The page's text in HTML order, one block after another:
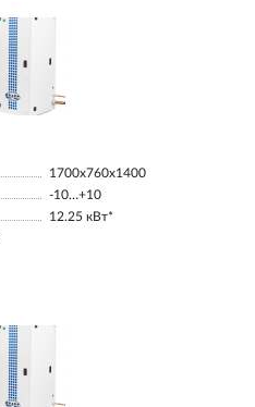
1700х760х1400
-10…+10
12.25 кВт*